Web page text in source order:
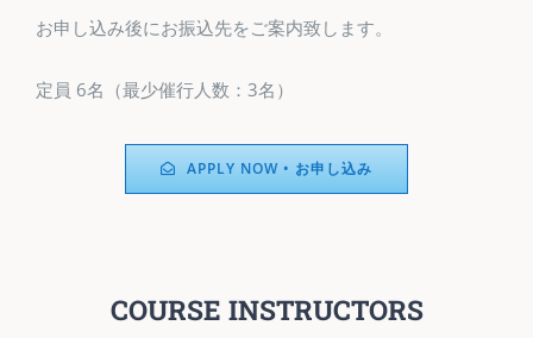
お申し込み後にお振込先をご案内致します。
定員 6名（最少催行人数：3名）
APPLY NOW • お申し込み
COURSE INSTRUCTORS